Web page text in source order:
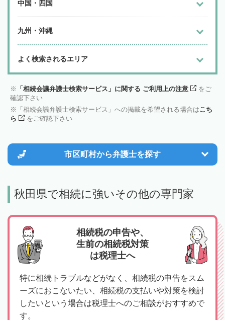
中国・四国
九州・沖縄
よく検索されるエリア
「相続会議弁護士検索サービス」に関する ご利用上の注意
をご
確認下さい
「相続会議弁護士検索サービス」への掲載を希望される場合はこち
ら
をご確認下さい
市区町村から弁護士を探す
秋田県で相続に強いその他の専門家
相続税の申告や、
生前の相続税対策
は税理士へ
特に相続トラブルなどがなく、相続税の申告をスム
ーズにおこないたい、相続税の支払いや対策を検討
したいという場合は税理士へのご相談がおすすめで
す。